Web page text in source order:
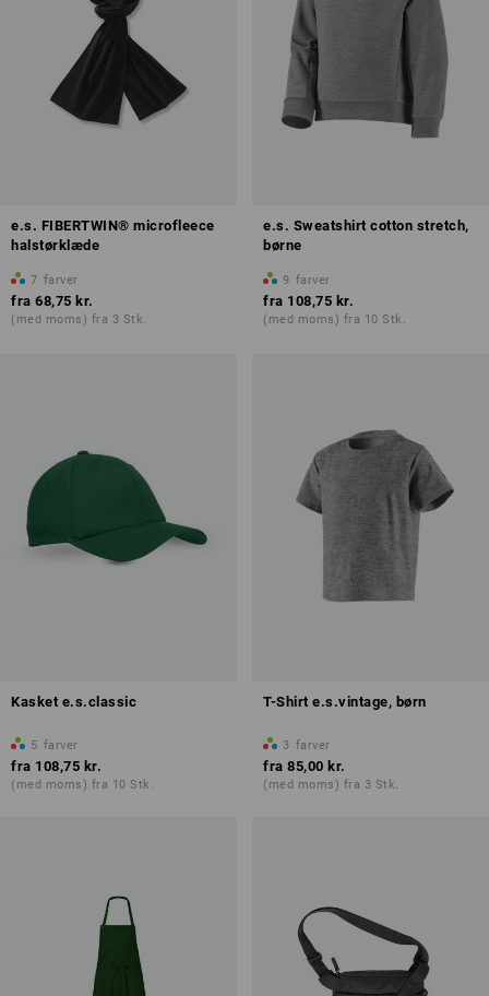
e.s. FIBERTWIN® microfleece
halstørklæde
7 farver
fra 68,75 kr.
(med moms) fra 3 Stk.
e.s. Sweatshirt cotton stretch,
børne
9 farver
fra 108,75 kr.
(med moms) fra 10 Stk.
Kasket e.s.classic
5 farver
fra 108,75 kr.
(med moms) fra 10 Stk.
T-Shirt e.s.vintage, børn
3 farver
fra 85,00 kr.
(med moms) fra 3 Stk.